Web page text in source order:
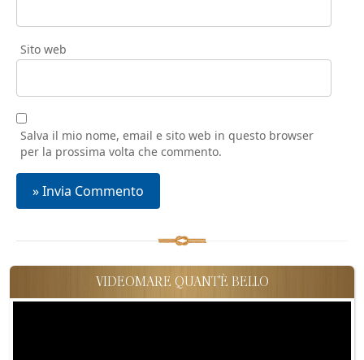
Sito web
Salva il mio nome, email e sito web in questo browser
per la prossima volta che commento.
VIDEOMARE QUANT'È BELLO